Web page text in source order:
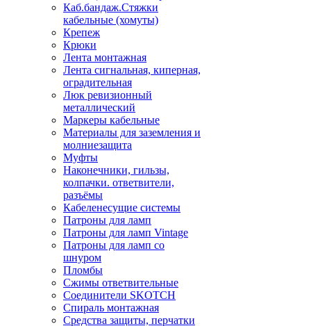
Каб.бандаж.Стяжки
кабельные (хомуты)
Крепеж
Крюки
Лента монтажная
Лента сигнальная, киперная,
оградительная
Люк ревизионный
металлический
Маркеры кабельные
Материалы для заземления и
молниезащита
Муфты
Наконечники, гильзы,
колпачки. ответвители,
разъёмы
Кабеленесущие системы
Патроны для ламп
Патроны для ламп Vintage
Патроны для ламп со
шнуром
Пломбы
Сжимы ответвительные
Соединители SKOTCH
Спираль монтажная
Средства защиты, перчатки